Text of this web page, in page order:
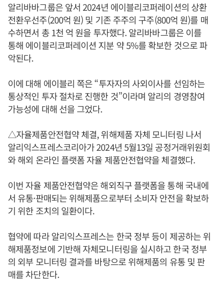
알리바바그룹은 앞서 2024년 에이블리코퍼레이션의 상환
전환우선주(200억 원) 및 기존 주주의 구주(800억 원)를 매
수하면서 총 1천 억 원을 투자했다. 알리바바그룹은 이를
통해 에이블리코퍼레이션 지분 약 5%를 확보한 것으로 파
악된다.
이에 대해 에이블리 쪽은 “투자자의 사외이사를 선임하는
통상적인 투자 절차로 진행한 것”이라며 알리의 경영참여
가능성에 대해 선을 그었다.
△자율제품안전협약 체결, 위해제품 자체 모니터링 나서
알리익스프레스코리아가 2024년 5월13일 공정거래위원회
와 해외 온라인 플랫폼 자율 제품안전협약을 체결했다.
이번 자율 제품안전협약은 해외직구 플랫폼을 통해 국내에
서 유통·판매되는 위해제품으로부터 소비자 안전을 확보하
기 위한 조치의 일환이다.
협약에 따라 알리익스프레스는 한국 정부 등이 제공하는 위
해제품정보에 기반해 자체모니터링을 실시하고 한국 정부
의 외부 모니터링 결과를 바탕으로 위해제품의 유통 및 판
매를 차단한다.